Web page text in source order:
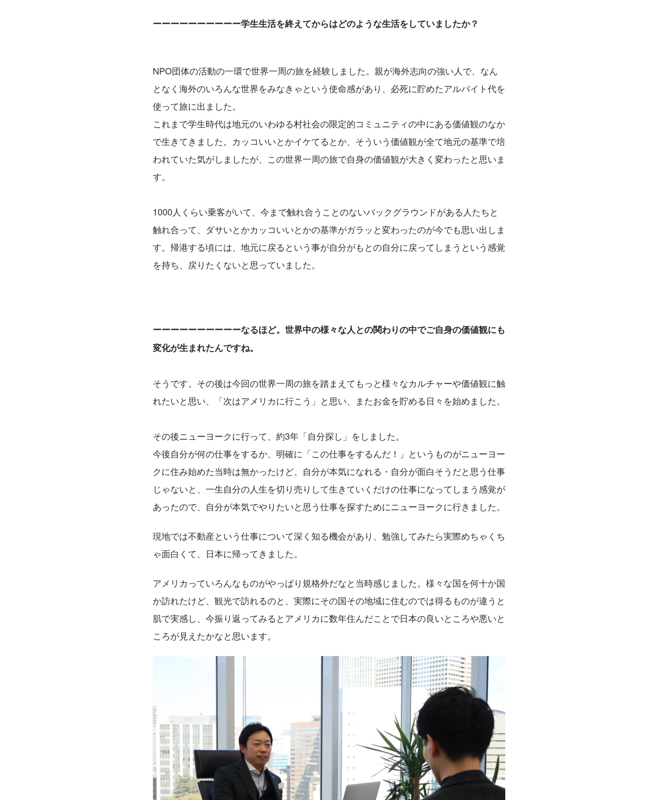
ーーーーーーーーーー学生生活を終えてからはどのような生活をしていましたか？
NPO団体の活動の一環で世界一周の旅を経験しました。親が海外志向の強い人で、なん
となく海外のいろんな世界をみなきゃという使命感があり、必死に貯めたアルバイト代を
使って旅に出ました。
これまで学生時代は地元のいわゆる村社会の限定的コミュニティの中にある価値観のなか
で生きてきました。カッコいいとかイケてるとか、そういう価値観が全て地元の基準で培
われていた気がしましたが、この世界一周の旅で自身の価値観が大きく変わったと思いま
す。
1000人くらい乗客がいて、今まで触れ合うことのないバックグラウンドがある人たちと
触れ合って、ダサいとかカッコいいとかの基準がガラッと変わったのが今でも思い出しま
す。帰港する頃には、地元に戻るという事が自分がもとの自分に戻ってしまうという感覚
を持ち、戻りたくないと思っていました。
ーーーーーーーーーーなるほど。世界中の様々な人との関わりの中でご自身の価値観にも
変化が生まれたんですね。
そうです。その後は今回の世界一周の旅を踏まえてもっと様々なカルチャーや価値観に触
れたいと思い、「次はアメリカに行こう」と思い、またお金を貯める日々を始めました。
その後ニューヨークに行って、約3年「自分探し」をしました。
今後自分が何の仕事をするか、明確に「この仕事をするんだ！」というものがニューヨー
クに住み始めた当時は無かったけど、自分が本気になれる・自分が面白そうだと思う仕事
じゃないと、一生自分の人生を切り売りして生きていくだけの仕事になってしまう感覚が
あったので、自分が本気でやりたいと思う仕事を探すためにニューヨークに行きました。
現地では不動産という仕事について深く知る機会があり、勉強してみたら実際めちゃくち
ゃ面白くて、日本に帰ってきました。
アメリカっていろんなものがやっぱり規格外だなと当時感じました。様々な国を何十か国
か訪れたけど、観光で訪れるのと、実際にその国その地域に住むのでは得るものが違うと
肌で実感し、今振り返ってみるとアメリカに数年住んだことで日本の良いところや悪いと
ころが見えたかなと思います。